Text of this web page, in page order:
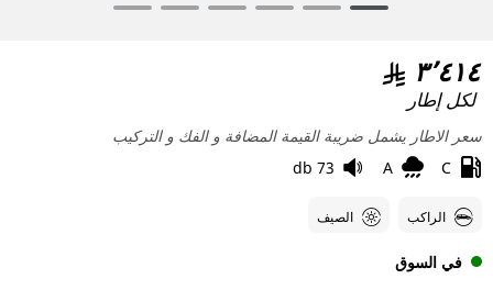
6
٣٬٤١٤
لكل إطار
سعر الاطار يشمل ضريبة القيمة المضافة و الفك و التركيب
C
A
73 db
الراكب الصيف
في السوق